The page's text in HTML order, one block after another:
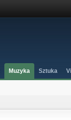
Muzyka Sztuka